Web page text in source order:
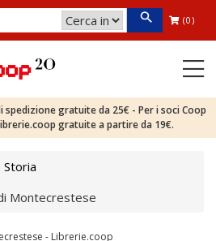
(0)
spedizione gratuite da 25€ - Per i soci Coop
gratuite a partire da 19€.
Storia
Montecrestese